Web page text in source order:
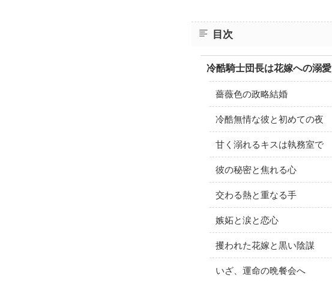
目次
冷酷騎士団長は花嫁への溺
薔薇色の政略結婚
冷酷無情な彼と初めての夜
甘く溺れるキスは執務室で
彼の秘密と焦れる心
交わる熱と重なる手
嫉妬と涙と恋心
攫われた花嫁と黒い陰謀
いざ、運命の晩餐会へ